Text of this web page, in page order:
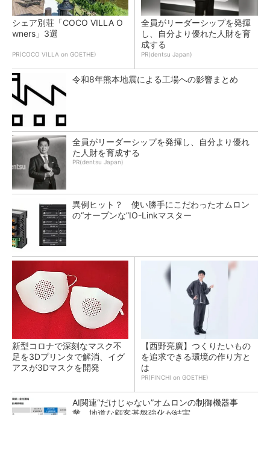
シェア別荘「COCO VILLA O
wners」3選
PR(COCO VILLA on GOETHE)
全員がリーダーシップを発揮
し、自分より優れた人財を育
成する
PR(dentsu Japan)
令和8年熊本地震による工場への影響まとめ
全員がリーダーシップを発揮し、自分より優れ
た人財を育成する
PR(dentsu Japan)
異例ヒット？ 使い勝手にこだわったオムロン
の“オープンな”IO-Linkマスター
新型コロナで深刻なマスク不
足を3Dプリンタで解消、イグ
アスが3Dマスクを開発
【西野亮廣】つくりたいもの
を追求できる環境の作り方と
は
PR(FINCHI on GOETHE)
AI関連“だけじゃない”オムロンの制御機器事
業、地道な顧客基盤強化が結実